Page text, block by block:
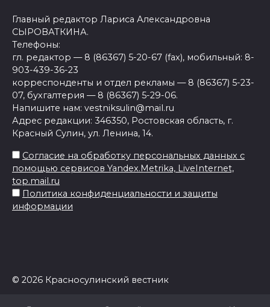
Главный редактор Лариса Александровна
СЫРОВАТКИНА.
Телефоны:
гл. редактор — 8 (86367) 5-20-67 (fax), мобильный: 8-
903-439-36-23
корреспонденты и отдел рекламы — 8 (86367) 5-23-
07, бухгалтерия — 8 (86367) 5-29-06.
Напишите нам: vestniksulin@mail.ru
Адрес редакции: 346350, Ростовская область, г.
Красный Сулин, ул. Ленина, 14.
Согласие на обработку персональных данных с
помощью сервисов Yandex.Metrika, LiveInternet,
top.mail.ru
Политика конфиденциальности и защиты
информации
© 2026 Красносулинский вестник